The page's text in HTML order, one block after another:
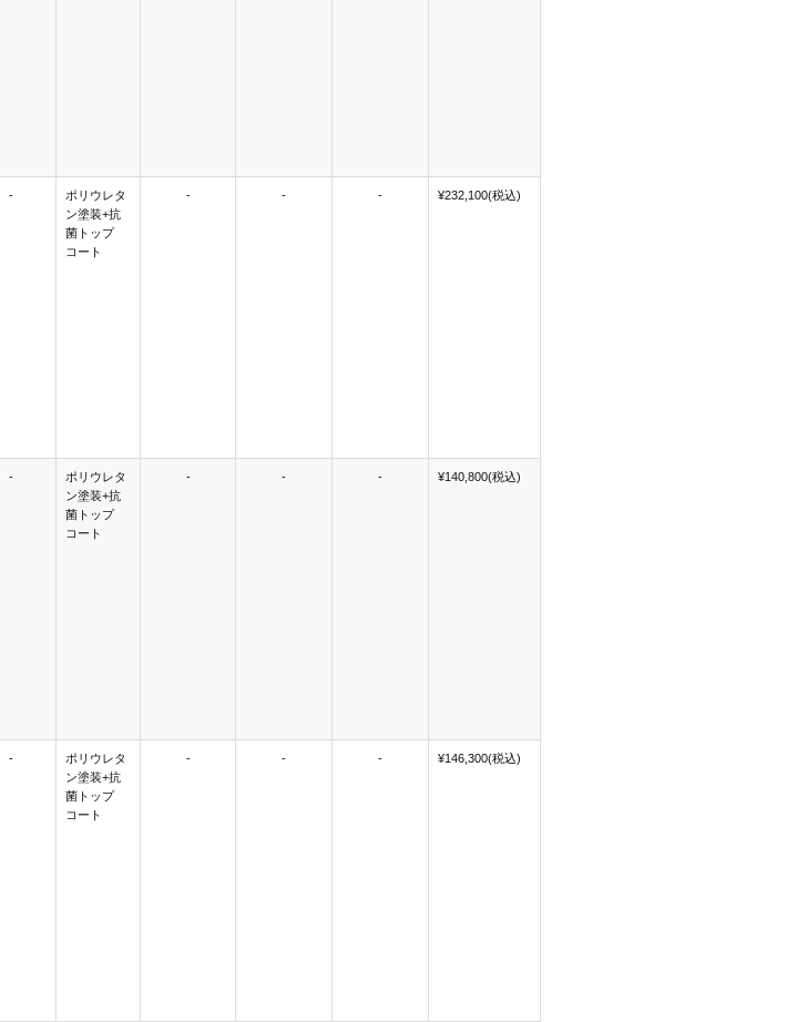
-
ポリウレタ
ン塗装+抗
菌トップ
コート
- - - ¥232,100(税込)
-
ポリウレタ
ン塗装+抗
菌トップ
コート
- - - ¥140,800(税込)
-
ポリウレタ
ン塗装+抗
菌トップ
コート
- - - ¥146,300(税込)